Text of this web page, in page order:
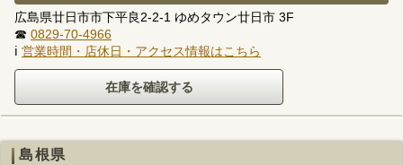
広島県廿日市市下平良2-2-1 ゆめタウン廿日市 3F
☎ 0829-70-4966
ℹ 営業時間・店休日・アクセス情報はこちら
島根県